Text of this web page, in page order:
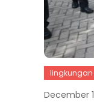
lingkungan
December